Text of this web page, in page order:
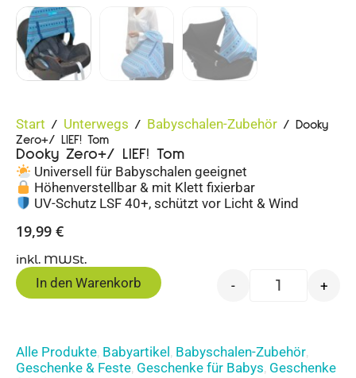
Start / Unterwegs / Babyschalen-Zubehör / Dooky
Zero+/ LIEF! Tom
Dooky Zero+/ LIEF! Tom
Universell für Babyschalen geeignet
Höhenverstellbar & mit Klett fixierbar
UV-Schutz LSF 40+, schützt vor Licht & Wind
19,99 €
inkl. MWSt.
- +
In den Warenkorb
Alle Produkte, Babyartikel , Babyschalen-Zubehör,
Geschenke & Feste, Geschenke für Babys, Geschenke